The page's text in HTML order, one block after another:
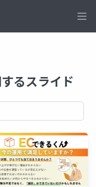
るスライド